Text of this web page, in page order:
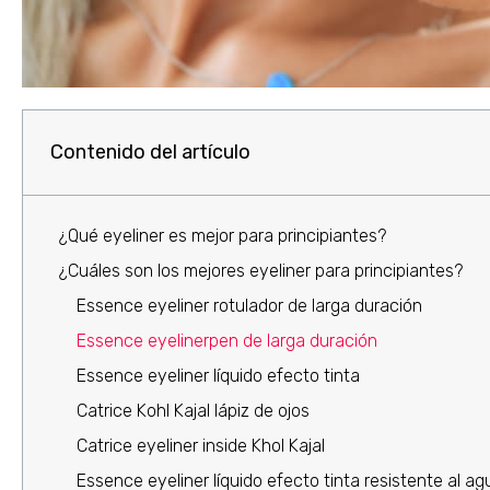
Contenido del artículo
¿Qué eyeliner es mejor para principiantes?
¿Cuáles son los mejores eyeliner para principiantes?
Essence eyeliner rotulador de larga duración
Essence eyelinerpen de larga duración
Essence eyeliner líquido efecto tinta
Catrice Kohl Kajal lápiz de ojos
Catrice eyeliner inside Khol Kajal
Essence eyeliner líquido efecto tinta resistente al